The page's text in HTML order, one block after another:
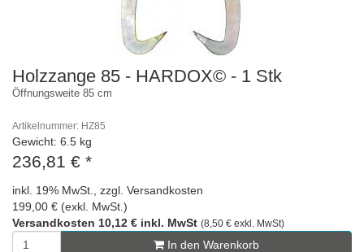
Holzzange 85 - HARDOX© - 1 Stk
Öffnungsweite 85 cm
Artikelnummer: HZ85
Gewicht: 6.5 kg
236,81 € *
inkl. 19% MwSt., zzgl. Versandkosten
199,00 € (exkl. MwSt.)
Versandkosten 10,12 € inkl. MwSt (8,50 € exkl. MwSt)
In den Warenkorb